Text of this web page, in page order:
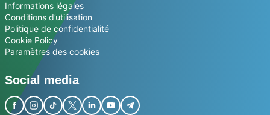
Informations légales
Conditions d’utilisation
Politique de confidentialité
Cookie Policy
Paramètres des cookies
Social media